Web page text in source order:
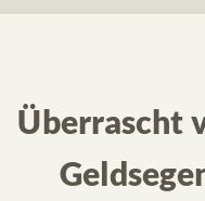
Überrascht